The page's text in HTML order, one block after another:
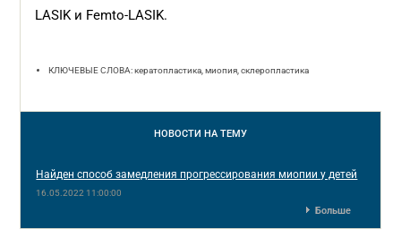
LASIK и Femto-LASIK.
КЛЮЧЕВЫЕ СЛОВА: кератопластика, миопия, склеропластика
НОВОСТИ НА ТЕМУ
Найден способ замедления прогрессирования миопии у детей
16.05.2022 11:00:00
Больше